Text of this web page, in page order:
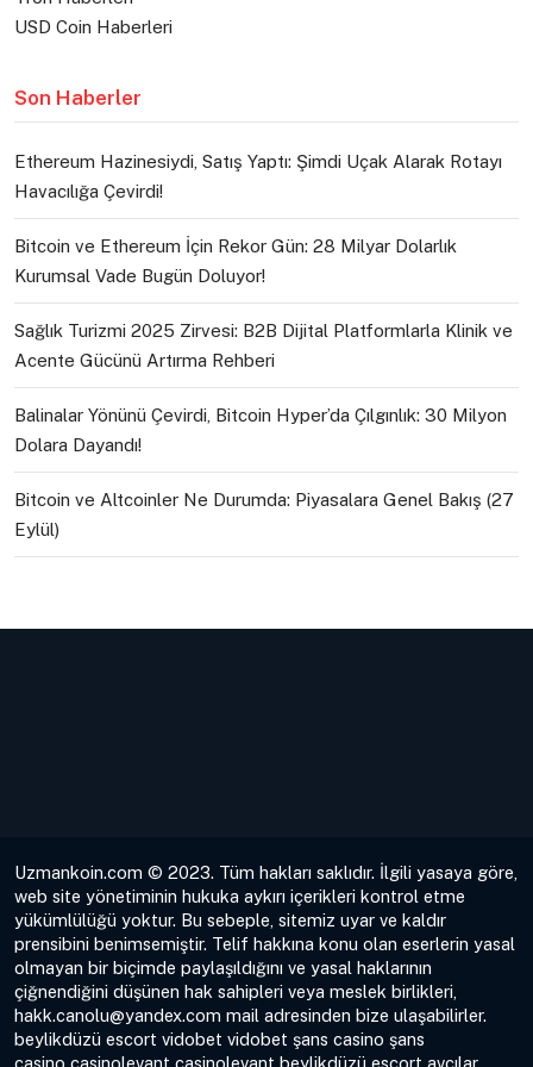
USD Coin Haberleri
Son Haberler
Ethereum Hazinesiydi, Satış Yaptı: Şimdi Uçak Alarak Rotayı
Havacılığa Çevirdi!
Bitcoin ve Ethereum İçin Rekor Gün: 28 Milyar Dolarlık
Kurumsal Vade Bugün Doluyor!
Sağlık Turizmi 2025 Zirvesi: B2B Dijital Platformlarla Klinik ve
Acente Gücünü Artırma Rehberi
Balinalar Yönünü Çevirdi, Bitcoin Hyper’da Çılgınlık: 30 Milyon
Dolara Dayandı!
Bitcoin ve Altcoinler Ne Durumda: Piyasalara Genel Bakış (27
Eylül)
Uzmankoin.com © 2023. Tüm hakları saklıdır. İlgili yasaya göre,
web site yönetiminin hukuka aykırı içerikleri kontrol etme
yükümlülüğü yoktur. Bu sebeple, sitemiz uyar ve kaldır
prensibini benimsemiştir. Telif hakkına konu olan eserlerin yasal
olmayan bir biçimde paylaşıldığını ve yasal haklarının
çiğnendiğini düşünen hak sahipleri veya meslek birlikleri,
hakk.canolu@yandex.com mail adresinden bize ulaşabilirler.
beylikdüzü escort vidobet vidobet şans casino şans